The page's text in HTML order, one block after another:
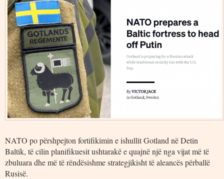
NATO po përshpejton fortifikimin e ishullit Gotland në Detin
Baltik, të cilin planifikuesit ushtarakë e quajnë një nga vijat më të
zbuluara dhe më të rëndësishme strategjikisht të aleancës përballë
Rusisë.